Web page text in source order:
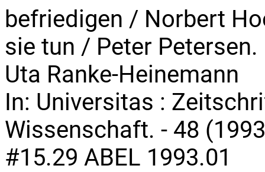
befriedigen / Norbert
sie tun / Peter
Uta Ranke-Heinemann
In: Universitas :
Wissenschaft. - 48
#15.29 ABEL 1993.01